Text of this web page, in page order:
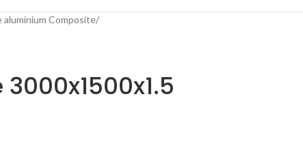
aluminium Composite